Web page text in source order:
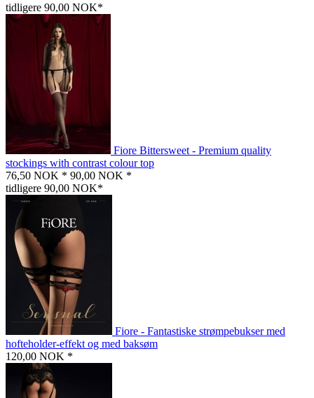
tidligere 90,00 NOK*
Fiore Bittersweet - Premium quality
stockings with contrast colour top
76,50 NOK * 90,00 NOK *
tidligere 90,00 NOK*
Fiore - Fantastiske strømpebukser med
hofteholder-effekt og med baksøm
120,00 NOK *